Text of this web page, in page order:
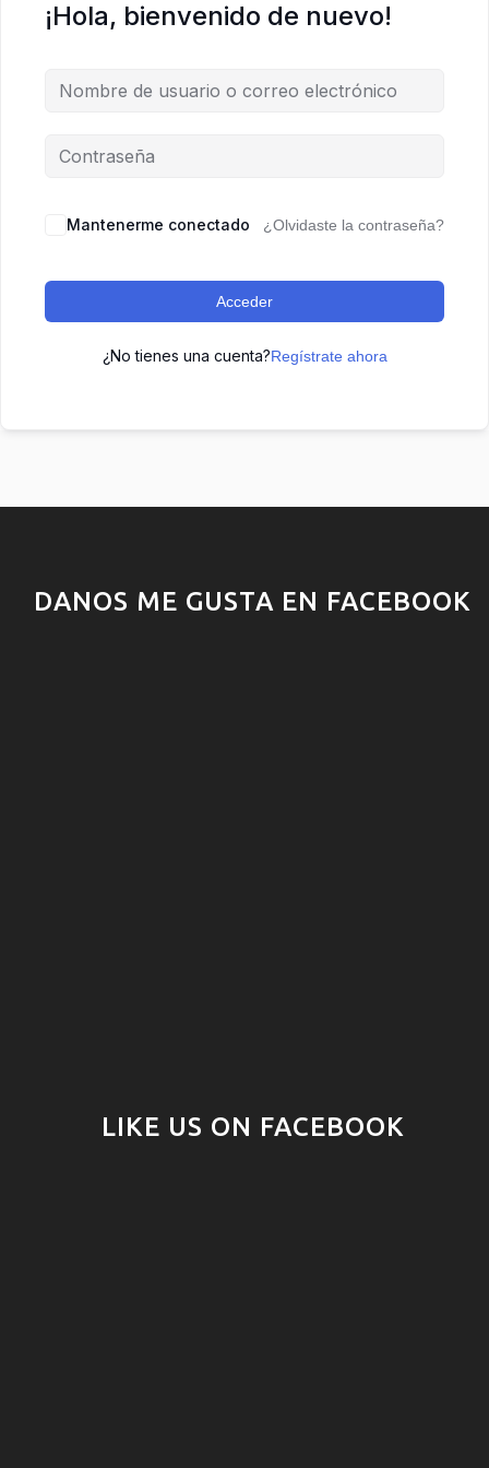
¡Hola, bienvenido de nuevo!
Mantenerme conectado ¿Olvidaste la contraseña?
Acceder
¿No tienes una cuenta?Regístrate ahora
DANOS ME GUSTA EN FACEBOOK
LIKE US ON FACEBOOK